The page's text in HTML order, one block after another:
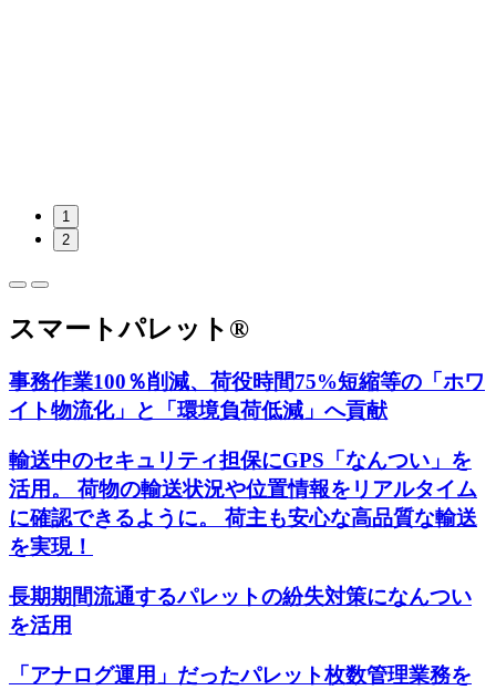
1
2
スマートパレット®
事務作業100％削減、荷役時間75%短縮等の「ホワ
イト物流化」と「環境負荷低減」へ貢献
輸送中のセキュリティ担保にGPS「なんつい」を
活用。 荷物の輸送状況や位置情報をリアルタイム
に確認できるように。 荷主も安心な高品質な輸送
を実現！
長期期間流通するパレットの紛失対策になんつい
を活用
「アナログ運用」だったパレット枚数管理業務を